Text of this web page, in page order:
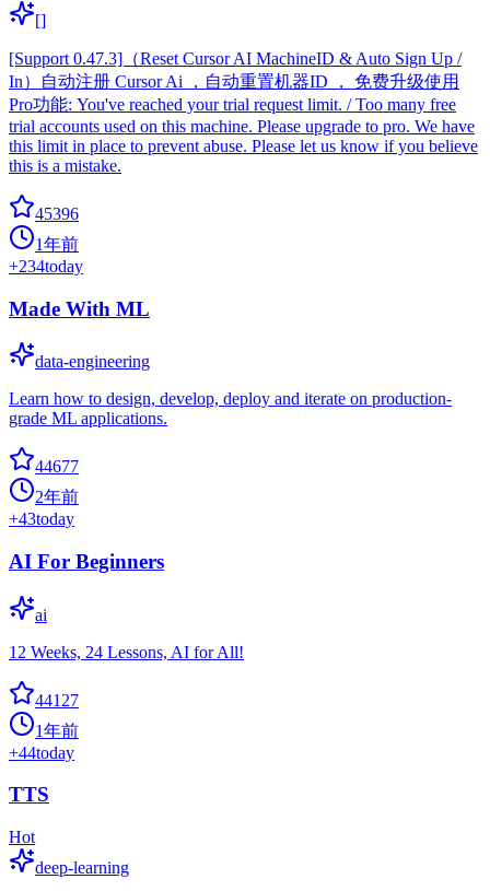
[]
[Support 0.47.3]（Reset Cursor AI MachineID & Auto Sign Up /
In）自动注册 Cursor Ai ，自动重置机器ID ， 免费升级使用
Pro功能: You've reached your trial request limit. / Too many free
trial accounts used on this machine. Please upgrade to pro. We have
this limit in place to prevent abuse. Please let us know if you believe
this is a mistake.
45396
1年前
+234today
Made With ML
data-engineering
Learn how to design, develop, deploy and iterate on production-
grade ML applications.
44677
2年前
+43today
AI For Beginners
ai
12 Weeks, 24 Lessons, AI for All!
44127
1年前
+44today
TTS
Hot
deep-learning